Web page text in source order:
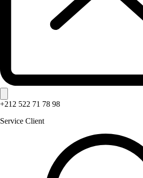
+212 522 71 78 98
Service Client